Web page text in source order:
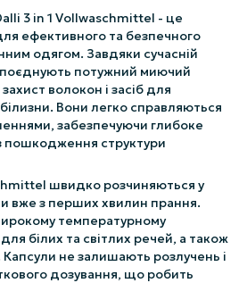
3 in 1 Vollwaschmittel - це
ефективного та безпечного
одягом. Завдяки сучасній
поєднують потужний миючий
волокон і засіб для
Вони легко справляються
забезпечуючи глибоке
пошкодження структури
швидко розчиняються у
вже з перших хвилин прання.
температурному
білих та світлих речей, а також
Капсули не залишають розлучень і
дозування, що робить